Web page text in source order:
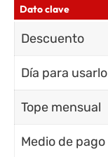
Dato clave
Descuento
Día para usarlo
Tope mensual
Medio de pago